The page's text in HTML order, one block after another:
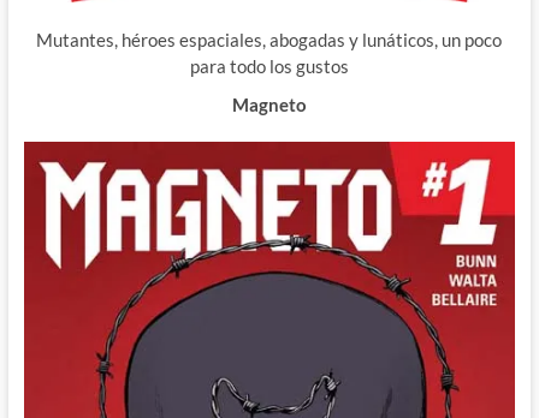
Mutantes, héroes espaciales, abogadas y lunáticos, un poco
para todo los gustos
Magneto